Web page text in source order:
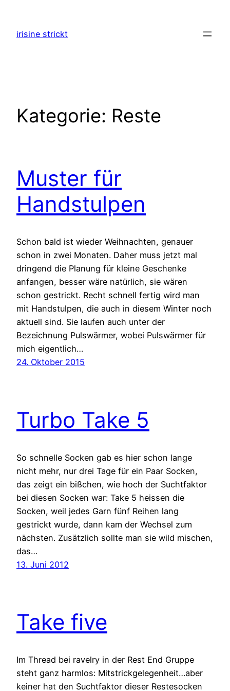
springen
irisine strickt
Kategorie: Reste
Muster für
Handstulpen
Schon bald ist wieder Weihnachten, genauer
schon in zwei Monaten. Daher muss jetzt mal
dringend die Planung für kleine Geschenke
anfangen, besser wäre natürlich, sie wären
schon gestrickt. Recht schnell fertig wird man
mit Handstulpen, die auch in diesem Winter noch
aktuell sind. Sie laufen auch unter der
Bezeichnung Pulswärmer, wobei Pulswärmer für
mich eigentlich…
24. Oktober 2015
Turbo Take 5
So schnelle Socken gab es hier schon lange
nicht mehr, nur drei Tage für ein Paar Socken,
das zeigt ein bißchen, wie hoch der Suchtfaktor
bei diesen Socken war: Take 5 heissen die
Socken, weil jedes Garn fünf Reihen lang
gestrickt wurde, dann kam der Wechsel zum
nächsten. Zusätzlich sollte man sie wild mischen,
das…
13. Juni 2012
Take five
Im Thread bei ravelry in der Rest End Gruppe
steht ganz harmlos: Mitstrickgelegenheit…aber
keiner hat den Suchtfaktor dieser Restesocken